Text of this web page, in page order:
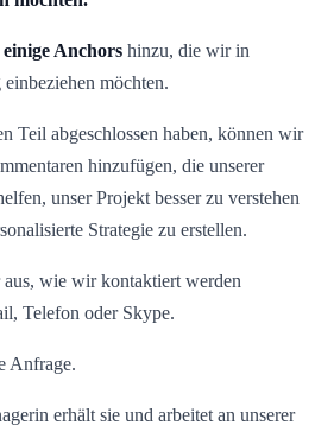
Anchors hinzu, die wir in
möchten.
Teil abgeschlossen haben, können wir
hinzufügen, die unserer
unser Projekt besser zu verstehen
Strategie zu erstellen.
wie wir kontaktiert werden
Telefon oder Skype.
Anfrage.
erhält sie und arbeitet an unserer